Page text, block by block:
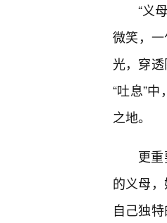
“义
微笑，
光，穿
“吐息”
之地。
更
的义母
自己独